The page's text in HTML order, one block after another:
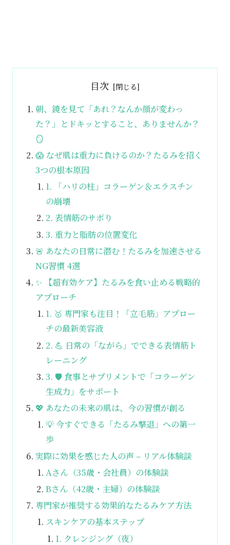
目次
朝、鏡を見て「あれ？なんか顔が変わっ
た？」とドキッとすること、ありませんか？
🪞
😱 なぜ肌は重力に負けるのか？たるみを招く
3つの根本原因
1. 「ハリの柱」コラーゲン＆エラスチン
の崩壊
2. 表情筋のサボり
3. 重力と脂肪の位置変化
🚨 あなたの日常に潜む！たるみを加速させる
NG習慣 4選
✨ 【超有効ケア】たるみを食い止める戦略的
アプローチ
1. 🥇 専門家も注目！「立毛筋」アプロー
チの最新美容液
2. 💪 日常の「ながら」でできる表情筋ト
レーニング
3. 🛡️ 食事とサプリメントで「コラーゲン
生成力」をサポート
💖 あなたの未来の肌は、今の習慣が創る
💡 今すぐできる「たるみ撃退」への第一
歩
実際に効果を感じた人の声 – リアル体験談
Aさん（35歳・会社員）の体験談
Bさん（42歳・主婦）の体験談
専門家が推奨する効果的なたるみケア方法
スキンケアの基本ステップ
1. クレンジング（夜）